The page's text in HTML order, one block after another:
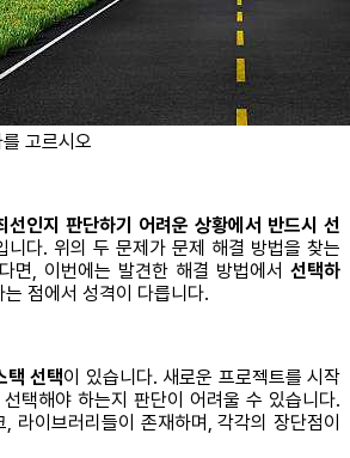
고르시오
선인지 판단하기 어려운 상황에서 반드시 선
니다. 위의 두 문제가 문제 해결 방법을 찾는
면, 이번에는 발견한 해결 방법에서 선택하
는 점에서 성격이 다릅니다.
택 선택이 있습니다. 새로운 프로젝트를 시작
택해야 하는지 판단이 어려울 수 있습니다.
라이브러리들이 존재하며, 각각의 장단점이